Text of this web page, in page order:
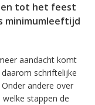
tot het feest
minimumleeftijd
aandacht komt
schriftelijke
andere over
stappen de